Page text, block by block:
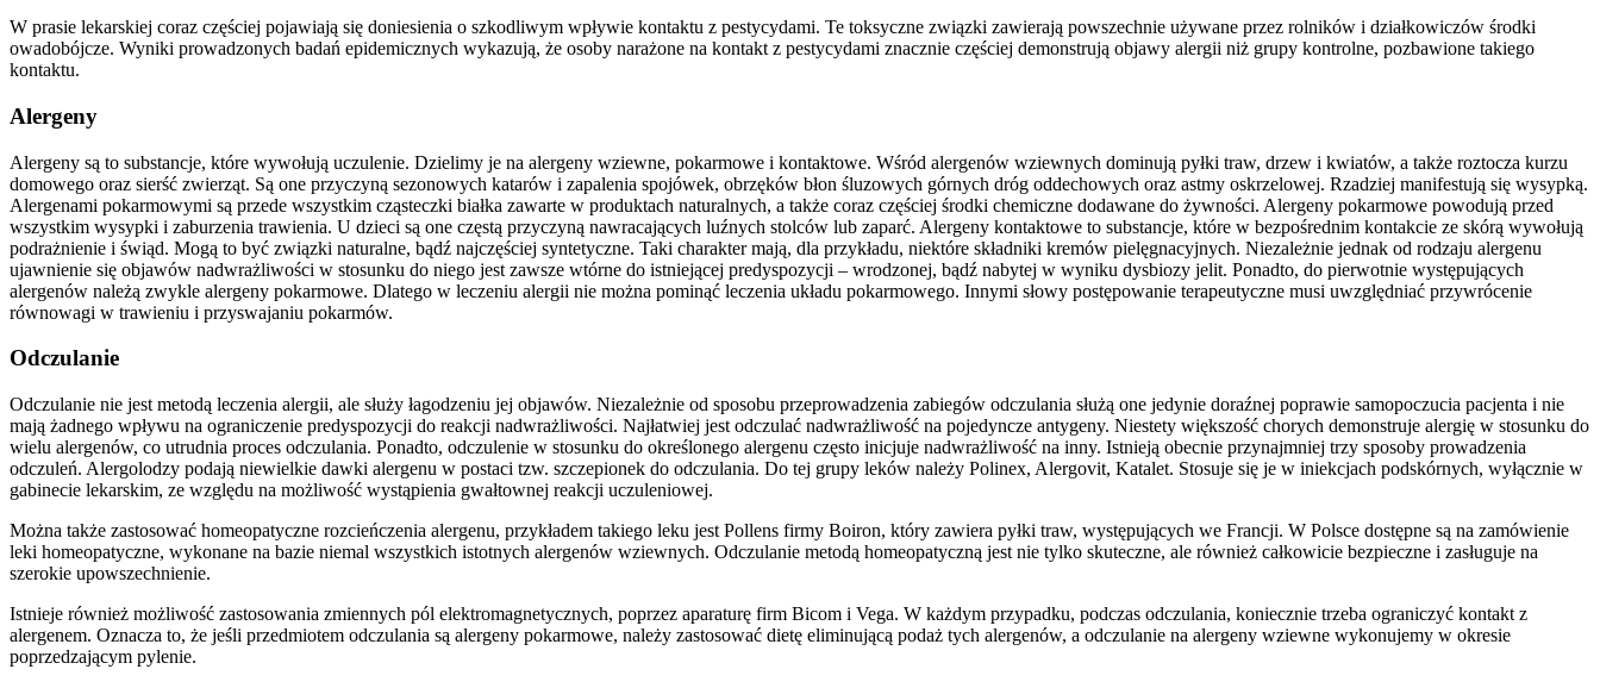
W prasie lekarskiej coraz częściej pojawiają się doniesienia o szkodliwym wpływie kontaktu z pestycydami. Te toksyczne związki zawierają powszechnie używane przez rolników i działkowiczów środki
owadobójcze. Wyniki prowadzonych badań epidemicznych wykazują, że osoby narażone na kontakt z pestycydami znacznie częściej demonstrują objawy alergii niż grupy kontrolne, pozbawione takiego
kontaktu.
Alergeny
Alergeny są to substancje, które wywołują uczulenie. Dzielimy je na alergeny wziewne, pokarmowe i kontaktowe. Wśród alergenów wziewnych dominują pyłki traw, drzew i kwiatów, a także roztocza kurzu
domowego oraz sierść zwierząt. Są one przyczyną sezonowych katarów i zapalenia spojówek, obrzęków błon śluzowych górnych dróg oddechowych oraz astmy oskrzelowej. Rzadziej manifestują się wysypką.
Alergenami pokarmowymi są przede wszystkim cząsteczki białka zawarte w produktach naturalnych, a także coraz częściej środki chemiczne dodawane do żywności. Alergeny pokarmowe powodują przed
wszystkim wysypki i zaburzenia trawienia. U dzieci są one częstą przyczyną nawracających luźnych stolców lub zaparć. Alergeny kontaktowe to substancje, które w bezpośrednim kontakcie ze skórą wywołują
podrażnienie i świąd. Mogą to być związki naturalne, bądź najczęściej syntetyczne. Taki charakter mają, dla przykładu, niektóre składniki kremów pielęgnacyjnych. Niezależnie jednak od rodzaju alergenu
ujawnienie się objawów nadwrażliwości w stosunku do niego jest zawsze wtórne do istniejącej predyspozycji – wrodzonej, bądź nabytej w wyniku dysbiozy jelit. Ponadto, do pierwotnie występujących
alergenów należą zwykle alergeny pokarmowe. Dlatego w leczeniu alergii nie można pominąć leczenia układu pokarmowego. Innymi słowy postępowanie terapeutyczne musi uwzględniać przywrócenie
równowagi w trawieniu i przyswajaniu pokarmów.
Odczulanie
Odczulanie nie jest metodą leczenia alergii, ale służy łagodzeniu jej objawów. Niezależnie od sposobu przeprowadzenia zabiegów odczulania służą one jedynie doraźnej poprawie samopoczucia pacjenta i nie
mają żadnego wpływu na ograniczenie predyspozycji do reakcji nadwrażliwości. Najłatwiej jest odczulać nadwrażliwość na pojedyncze antygeny. Niestety większość chorych demonstruje alergię w stosunku do
wielu alergenów, co utrudnia proces odczulania. Ponadto, odczulenie w stosunku do określonego alergenu często inicjuje nadwrażliwość na inny. Istnieją obecnie przynajmniej trzy sposoby prowadzenia
odczuleń. Alergolodzy podają niewielkie dawki alergenu w postaci tzw. szczepionek do odczulania. Do tej grupy leków należy Polinex, Alergovit, Katalet. Stosuje się je w iniekcjach podskórnych, wyłącznie w
gabinecie lekarskim, ze względu na możliwość wystąpienia gwałtownej reakcji uczuleniowej.
Można także zastosować homeopatyczne rozcieńczenia alergenu, przykładem takiego leku jest Pollens firmy Boiron, który zawiera pyłki traw, występujących we Francji. W Polsce dostępne są na zamówienie
leki homeopatyczne, wykonane na bazie niemal wszystkich istotnych alergenów wziewnych. Odczulanie metodą homeopatyczną jest nie tylko skuteczne, ale również całkowicie bezpieczne i zasługuje na
szerokie upowszechnienie.
Istnieje również możliwość zastosowania zmiennych pól elektromagnetycznych, poprzez aparaturę firm Bicom i Vega. W każdym przypadku, podczas odczulania, koniecznie trzeba ograniczyć kontakt z
alergenem. Oznacza to, że jeśli przedmiotem odczulania są alergeny pokarmowe, należy zastosować dietę eliminującą podaż tych alergenów, a odczulanie na alergeny wziewne wykonujemy w okresie
poprzedzającym pylenie.